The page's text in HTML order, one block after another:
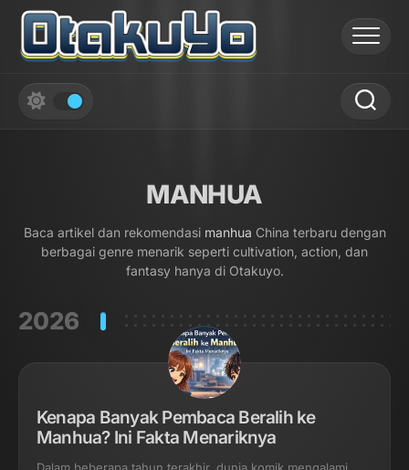
Skip
content
MANHUA
Baca artikel dan rekomendasi manhua China terbaru dengan
berbagai genre menarik seperti cultivation, action, dan
fantasy hanya di Otakuyo.
2026
Kenapa Banyak Pembaca Beralih ke
Manhua? Ini Fakta Menariknya